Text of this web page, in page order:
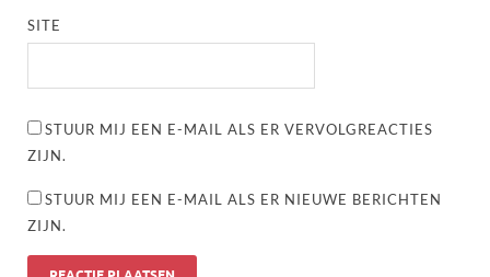
SITE
STUUR MIJ EEN E-MAIL ALS ER VERVOLGREACTIES
ZIJN.
STUUR MIJ EEN E-MAIL ALS ER NIEUWE BERICHTEN
ZIJN.